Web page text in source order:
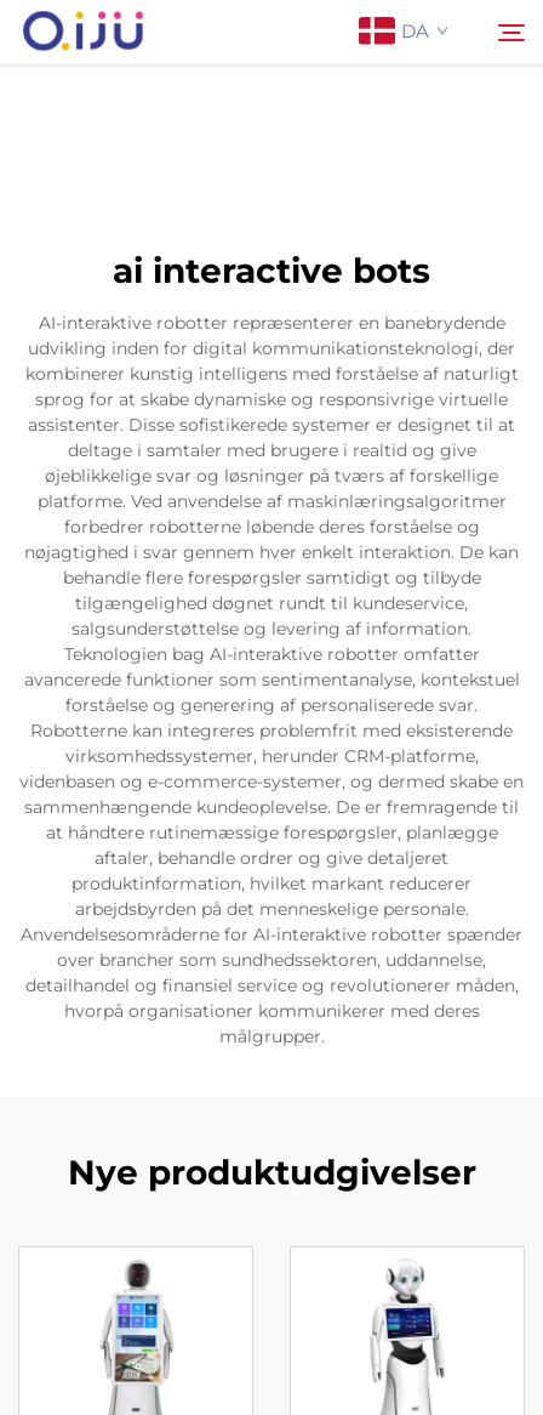
DA
Anvendelse
Nyheder
Servicesupport
Kontakt os
ai interactive bots
AI-interaktive robotter repræsenterer en banebrydende
udvikling inden for digital kommunikationsteknologi, der
kombinerer kunstig intelligens med forståelse af naturligt
sprog for at skabe dynamiske og responsivrige virtuelle
assistenter. Disse sofistikerede systemer er designet til at
deltage i samtaler med brugere i realtid og give
øjeblikkelige svar og løsninger på tværs af forskellige
platforme. Ved anvendelse af maskinlæringsalgoritmer
forbedrer robotterne løbende deres forståelse og
nøjagtighed i svar gennem hver enkelt interaktion. De kan
behandle flere forespørgsler samtidigt og tilbyde
tilgængelighed døgnet rundt til kundeservice,
salgsunderstøttelse og levering af information.
Teknologien bag AI-interaktive robotter omfatter
avancerede funktioner som sentimentanalyse, kontekstuel
forståelse og generering af personaliserede svar.
Robotterne kan integreres problemfrit med eksisterende
virksomhedssystemer, herunder CRM-platforme,
videnbasen og e-commerce-systemer, og dermed skabe en
sammenhængende kundeoplevelse. De er fremragende til
at håndtere rutinemæssige forespørgsler, planlægge
aftaler, behandle ordrer og give detaljeret
produktinformation, hvilket markant reducerer
arbejdsbyrden på det menneskelige personale.
Anvendelsesområderne for AI-interaktive robotter spænder
over brancher som sundhedssektoren, uddannelse,
detailhandel og finansiel service og revolutionerer måden,
hvorpå organisationer kommunikerer med deres
målgrupper.
Nye produktudgivelser